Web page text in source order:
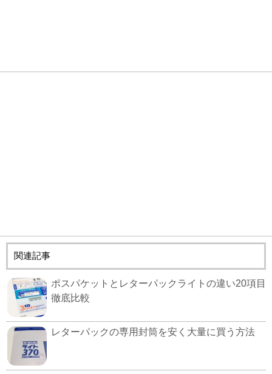
関連記事
ポスパケットとレターパックライトの違い20項目
徹底比較
レターパックの専用封筒を安く大量に買う方法